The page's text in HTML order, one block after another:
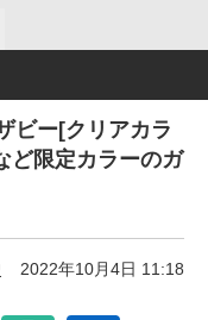
ビー[クリアカラ
ど限定カラーのガ
2022年10月4日 11:18